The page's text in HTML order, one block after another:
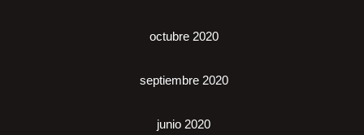
octubre 2020
septiembre 2020
junio 2020